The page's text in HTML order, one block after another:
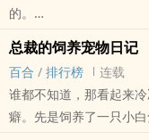
的。
唯一记得的，是青梅竹
记得的，是身体还算硬
天以泪洗面郁郁而终。
上天给了她重活一次的
护好家人是她此生最大
总裁的饲养宠物日记
百合 / 排行榜
连载
谁都不知道，那看起来
癖。先是饲养了一只小